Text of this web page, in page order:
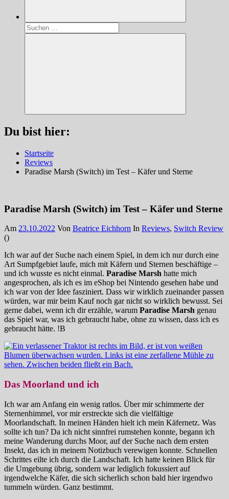
Suchen
nach:
Suchen
Du bist hier:
Startseite
Reviews
Paradise Marsh (Switch) im Test – Käfer und Sterne
Paradise Marsh (Switch) im Test – Käfer und Sterne
Am 23.10.2022 Von Beatrice Eichhorn In Reviews, Switch Review
()
Ich war auf der Suche nach einem Spiel, in dem ich nur durch eine
Art Sumpfgebiet laufe, mich mit Käfern und Sternen beschäftige –
und ich wusste es nicht einmal. Paradise Marsh hatte mich
angesprochen, als ich es im eShop bei Nintendo gesehen habe und
ich war von der Idee fasziniert. Dass wir wirklich zueinander passen
würden, war mir beim Kauf noch gar nicht so wirklich bewusst. Sei
gerne dabei, wenn ich dir erzähle, warum Paradise Marsh genau
das Spiel war, was ich gebraucht habe, ohne zu wissen, dass ich es
gebraucht hätte. !B
Das Moorland und ich
Ich war am Anfang ein wenig ratlos. Über mir schimmerte der
Sternenhimmel, vor mir erstreckte sich die vielfältige
Moorlandschaft. In meinen Händen hielt ich mein Käfernetz. Was
sollte ich tun? Da ich nicht sinnfrei rumstehen konnte, begann ich
meine Wanderung durchs Moor, auf der Suche nach dem ersten
Insekt, das ich in meinem Notizbuch verewigen konnte. Schnellen
Schrittes eilte ich durch die Landschaft. Ich hatte keinen Blick für
die Umgebung übrig, sondern war lediglich fokussiert auf
irgendwelche Käfer, die sich sicherlich schon bald hier irgendwo
tummeln würden. Ganz bestimmt.